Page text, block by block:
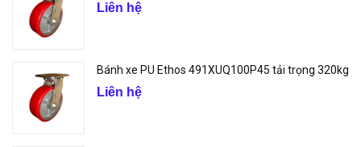
Liên hệ
Bánh xe PU Ethos 491XUQ100P45 tải trọng 320kg
Liên hệ